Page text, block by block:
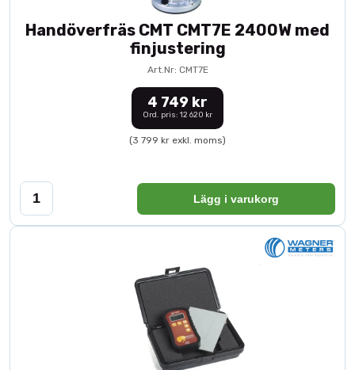
Handöverfräs CMT CMT7E 2400W med
finjustering
Art.Nr: CMT7E
4 749 kr
Ord. pris: 12 620 kr
(3 799 kr exkl. moms)
Lägg i varukorg